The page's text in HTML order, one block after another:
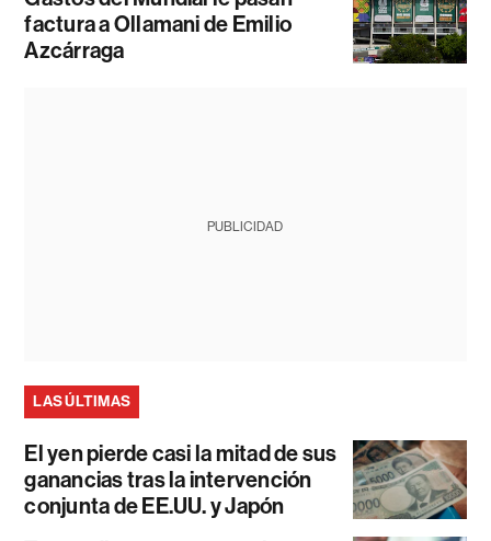
factura a Ollamani de Emilio
Azcárraga
PUBLICIDAD
LAS ÚLTIMAS
El yen pierde casi la mitad de sus
ganancias tras la intervención
conjunta de EE.UU. y Japón